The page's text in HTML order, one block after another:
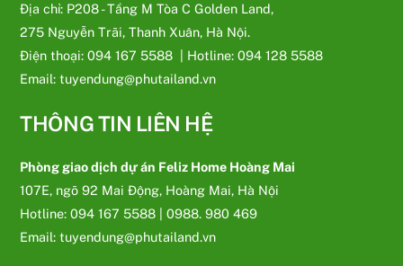
Địa chỉ: P208 - Tầng M Tòa C Golden Land,
275 Nguyễn Trãi, Thanh Xuân, Hà Nội.
Điện thoại: 094 167 5588 | Hotline: 094 128 5588
Email: tuyendung@phutailand.vn
THÔNG TIN LIÊN HỆ
Phòng giao dịch dự án Feliz Home Hoàng Mai
107E, ngõ 92 Mai Động, Hoàng Mai, Hà Nội
Hotline: 094 167 5588 | 0988. 980 469
Email: tuyendung@phutailand.vn